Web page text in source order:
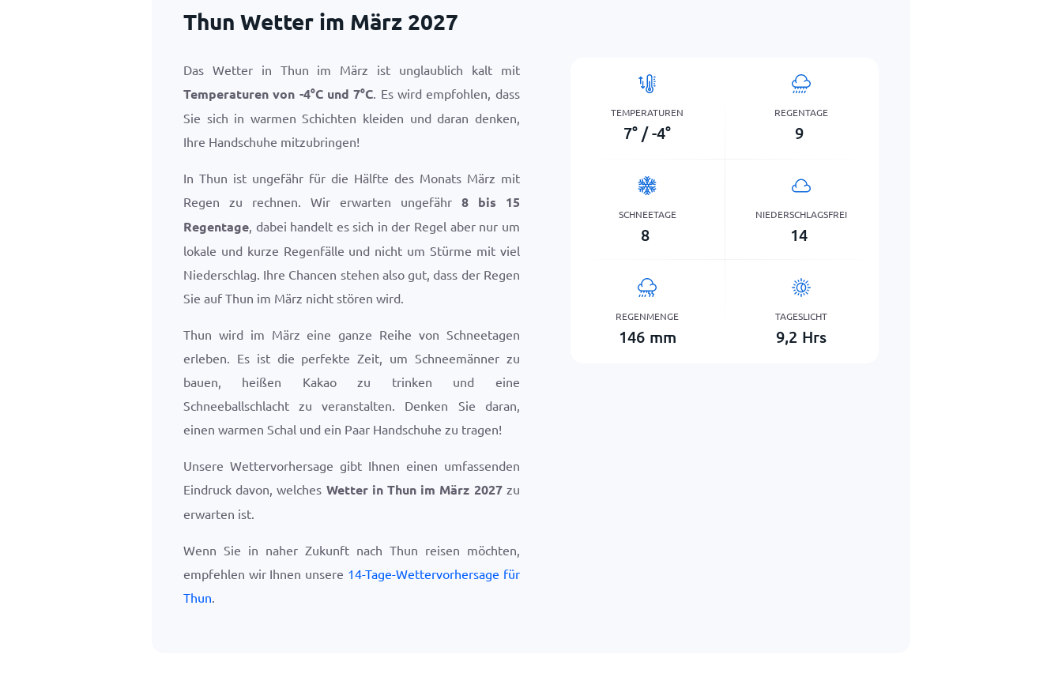
Thun Wetter im März 2027
Das Wetter in Thun im März ist unglaublich kalt mit
Temperaturen von -4°Cund7°C. Es wird empfohlen, dass
Sie sich in warmen Schichten kleiden und daran denken,
Ihre Handschuhe mitzubringen!
In Thun ist ungefähr für die Hälfte des Monats März mit
Regen zu rechnen. Wir erwarten ungefähr 8 bis 15
Regentage, dabei handelt es sich in der Regel aber nur um
lokale und kurze Regenfälle und nicht um Stürme mit viel
Niederschlag. Ihre Chancen stehen also gut, dass der Regen
Sie auf Thun im März nicht stören wird.
Thun wird im März eine ganze Reihe von Schneetagen
erleben. Es ist die perfekte Zeit, um Schneemänner zu
bauen, heißen Kakao zu trinken und eine
Schneeballschlacht zu veranstalten. Denken Sie daran,
einen warmen Schal und ein Paar Handschuhe zu tragen!
Unsere Wettervorhersage gibt Ihnen einen umfassenden
Eindruck davon, welches Wetter in Thun im März 2027zu
erwarten ist.
Wenn Sie in naher Zukunft nach Thun reisen möchten,
empfehlen wir Ihnen unsere 14-Tage-Wettervorhersage für
Thun.
TEMPERATUREN
7° /-4°
REGENTAGE
9
SCHNEETAGE
8
NIEDERSCHLAGSFREI
14
REGENMENGE
146 mm
TAGESLICHT
9,2 Hrs